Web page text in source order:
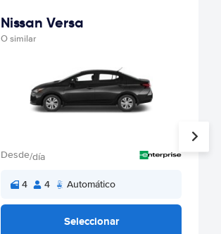
Nissan Versa
O similar
Desde/día
4 4 Automático
Seleccionar